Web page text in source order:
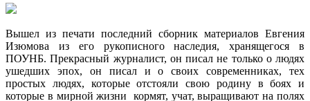
Вышел из печати последний сборник материалов Евгения
Изюмова из его рукописного наследия, хранящегося в
ПОУНБ. Прекрасный журналист, он писал не только о людях
ушедших эпох, он писал и о своих современниках, тех
простых людях, которые отстояли свою родину в боях и
которые в мирной жизни кормят, учат, выращивают на полях